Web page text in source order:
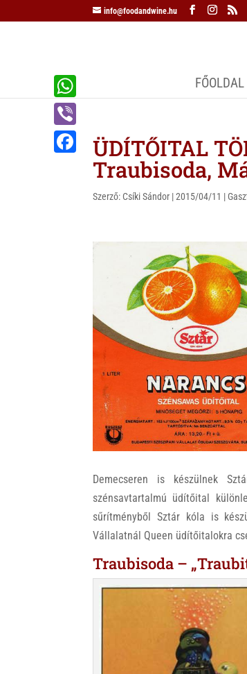
info@foodandwine.hu
FŐOLDAL
ÜDÍTŐITAL
Traubisoda,
Szerző: Csíki Sándor |2015/04/11 |
Demecseren is készülnek
szénsavtartalmú üdítőital
sűrítményből Sztár kóla is
Vállalatnál Queen üdítőitalokra
Traubisoda –
W
h
a
V